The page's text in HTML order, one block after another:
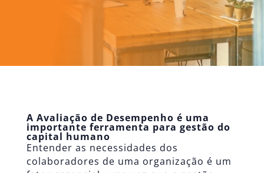
A Avaliação de Desempenho é uma
importante ferramenta para gestão do
capital humano
Entender as necessidades dos
colaboradores de uma organização é um